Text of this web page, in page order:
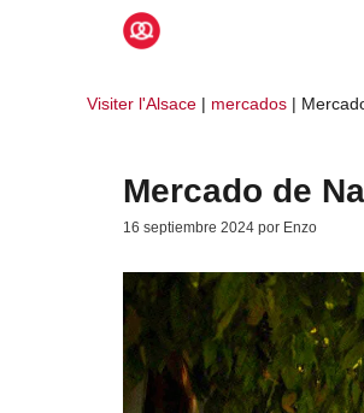
Visiter l'Alsace | mercados |
Mercado de
16 septiembre 2024 por Enzo